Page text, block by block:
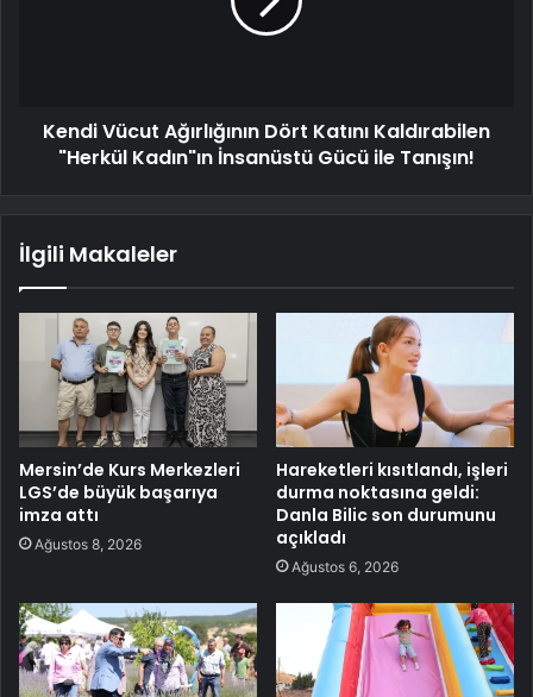
Kendi Vücut Ağırlığının Dört Katını Kaldırabilen
"Herkül Kadın"ın İnsanüstü Gücü ile Tanışın!
İlgili Makaleler
Mersin’de Kurs Merkezleri
LGS’de büyük başarıya
imza attı
Ağustos 8, 2026
Hareketleri kısıtlandı, işleri
durma noktasına geldi:
Danla Bilic son durumunu
açıkladı
Ağustos 6, 2026